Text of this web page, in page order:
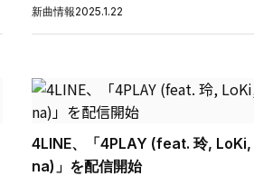
新曲情報2025.1.22
4LINE、「4PLAY (feat. 玲,
na)」を配信開始